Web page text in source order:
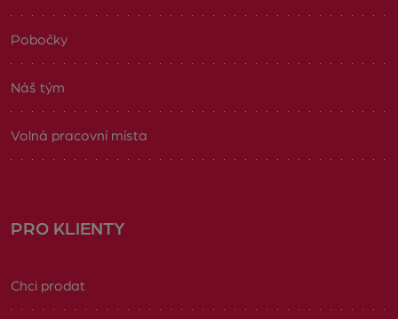
Pobočky
Náš tým
Volná pracovní místa
PRO KLIENTY
Chci prodat